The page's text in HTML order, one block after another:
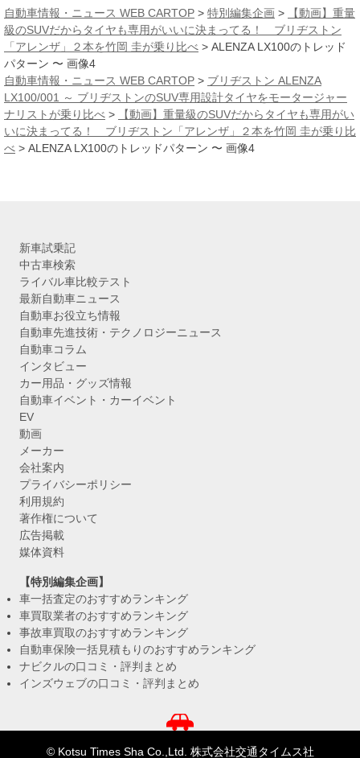
カ
イ
ブ
自動車情報・ニュース WEB CARTOP > 特別編集企画 >
【動画】重量
級のSUVだからタイヤも専用がいいに決まってる！ ブリヂストン
「アレンザ」２本を竹岡 圭が乗り比べ > ALENZA LX100のトレッド
パターン 〜 画像4
自動車情報・ニュース WEB CARTOP > ブリヂストン ALENZA
LX100/001 ～ ブリヂストンのSUV専用設計タイヤをモータージャー
ナリストが乗り比べ >
【動画】重量級のSUVだからタイヤも専用がい
いに決まってる！ ブリヂストン「アレンザ」２本を竹岡 圭が乗り比
べ > ALENZA LX100のトレッドパターン 〜 画像4
新車試乗記
中古車検索
ライバル車比較テスト
最新自動車ニュース
自動車お役立ち情報
自動車先進技術・テクノロジーニュース
自動車コラム
インタビュー
カー用品・グッズ情報
自動車イベント・カーイベント
EV
動画
メーカー
会社案内
プライバシーポリシー
利用規約
著作権について
広告掲載
媒体資料
【特別編集企画】
車一括査定のおすすめランキング
車買取業者のおすすめランキング
事故車買取のおすすめランキング
自動車保険一括見積もりのおすすめランキング
ナビクルの口コミ・評判まとめ
インズウェブの口コミ・評判まとめ
© Kotsu Times Sha Co.,Ltd. 株式会社交通タイムス社